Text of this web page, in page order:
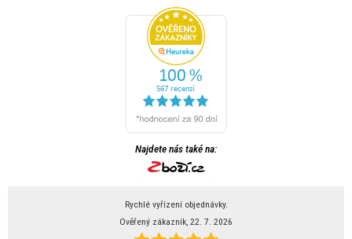
Najdete nás také na:
Rychlé vyřízení objednávky.
Ověřený zákazník, 22. 7. 2026